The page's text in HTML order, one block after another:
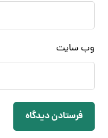
وب‌ سایت
فرستادن دیدگاه